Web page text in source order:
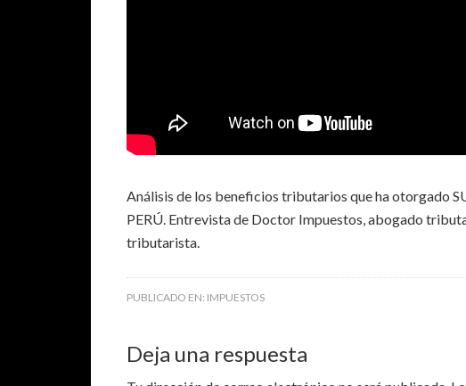
Análisis de los beneficios tributarios que ha otorgado
PERÚ. Entrevista de Doctor Impuestos, abogado
tributarista.
PUBLICADO EN: IMPUESTOS
Deja una respuesta